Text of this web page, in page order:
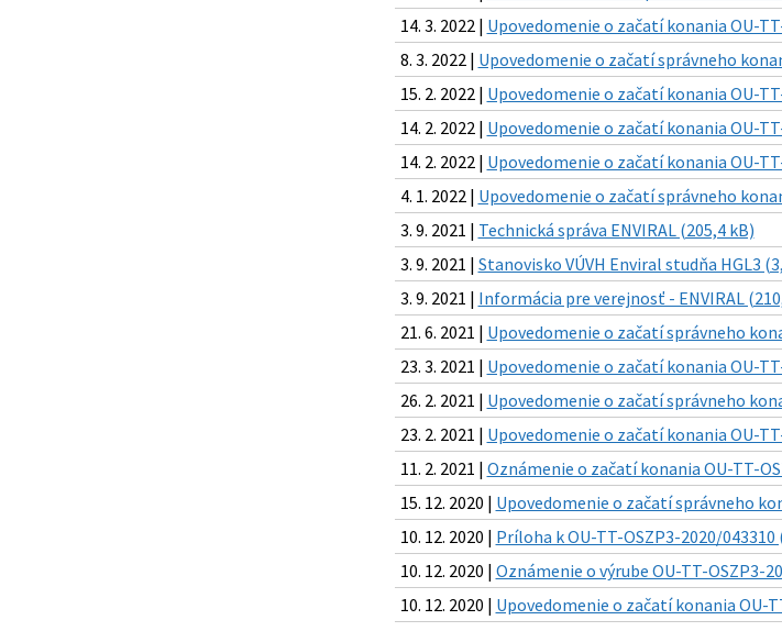
14. 3. 2022 | Upovedomenie o začatí konania OU-
8. 3. 2022 | Upovedomenie o začatí správneho
15. 2. 2022 | Upovedomenie o začatí konania OU-
14. 2. 2022 | Upovedomenie o začatí konania OU-
14. 2. 2022 | Upovedomenie o začatí konania OU-
4. 1. 2022 | Upovedomenie o začatí správneho
3. 9. 2021 | Technická správa ENVIRAL (205,4 kB)
3. 9. 2021 | Stanovisko VÚVH Enviral studňa HGL3
3. 9. 2021 | Informácia pre verejnosť - ENVIRAL
21. 6. 2021 | Upovedomenie o začatí správneho
23. 3. 2021 | Upovedomenie o začatí konania OU-
26. 2. 2021 | Upovedomenie o začatí správneho
23. 2. 2021 | Upovedomenie o začatí konania OU-
11. 2. 2021 | Oznámenie o začatí konania OU-TT-
15. 12. 2020 | Upovedomenie o začatí správneho
10. 12. 2020 | Príloha k OU-TT-OSZP3-2020/043310
10. 12. 2020 | Oznámenie o výrube OU-TT-OSZP3-
10. 12. 2020 | Upovedomenie o začatí konania OU-